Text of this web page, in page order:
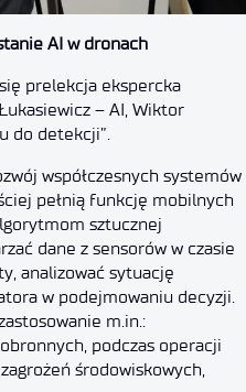
AI w dronach
prelekcja ekspercka
– AI, Wiktor
do detekcji”.
współczesnych systemów
pełnią funkcję mobilnych
sztucznej
dane z sensorów w czasie
analizować sytuację
w podejmowaniu decyzji.
m.in.:
podczas operacji
środowiskowych,